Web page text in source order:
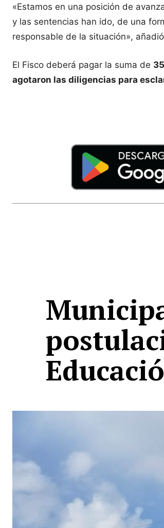
«Estamos en una posición de
y las sentencias han ido, de una
responsable de la situación»,
El Fisco deberá pagar la suma de
agotaron las diligencias para